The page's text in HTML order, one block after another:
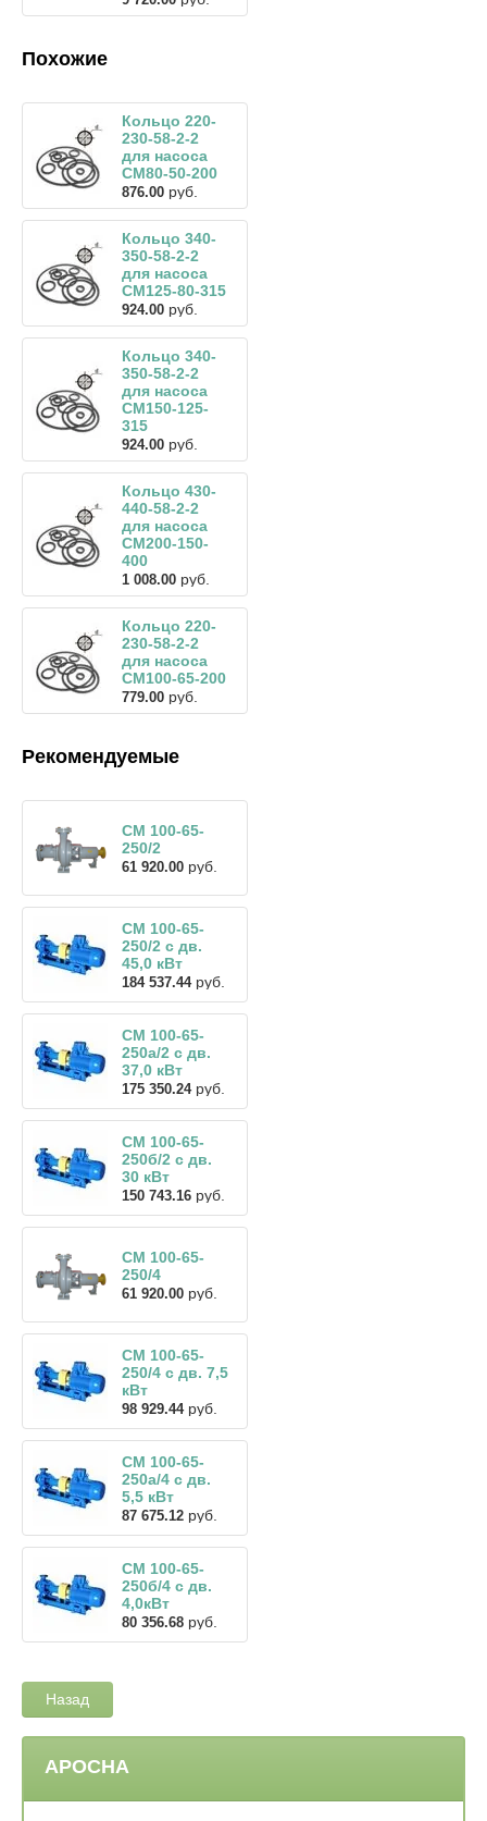
Похожие
Кольцо 220-
230-58-2-2
для насоса
СМ80-50-200
876.00 руб.
Кольцо 340-
350-58-2-2
для насоса
СМ125-80-315
924.00 руб.
Кольцо 340-
350-58-2-2
для насоса
СМ150-125-
315
924.00 руб.
Кольцо 430-
440-58-2-2
для насоса
СМ200-150-
400
1 008.00 руб.
Кольцо 220-
230-58-2-2
для насоса
СМ100-65-200
779.00 руб.
Рекомендуемые
СМ 100-65-
250/2
61 920.00 руб.
СМ 100-65-
250/2 с дв.
45,0 кВт
184 537.44 руб.
СМ 100-65-
250а/2 с дв.
37,0 кВт
175 350.24 руб.
СМ 100-65-
250б/2 с дв.
30 кВт
150 743.16 руб.
СМ 100-65-
250/4
61 920.00 руб.
СМ 100-65-
250/4 с дв. 7,5
кВт
98 929.44 руб.
СМ 100-65-
250а/4 с дв.
5,5 кВт
87 675.12 руб.
СМ 100-65-
250б/4 с дв.
4,0кВт
80 356.68 руб.
Назад
АРОСНА